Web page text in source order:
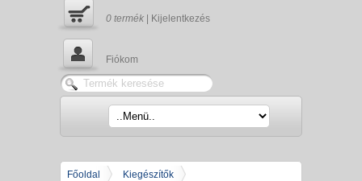
0 termék Kijelentkezés
Fiókom
Főoldal
Kiegészítők